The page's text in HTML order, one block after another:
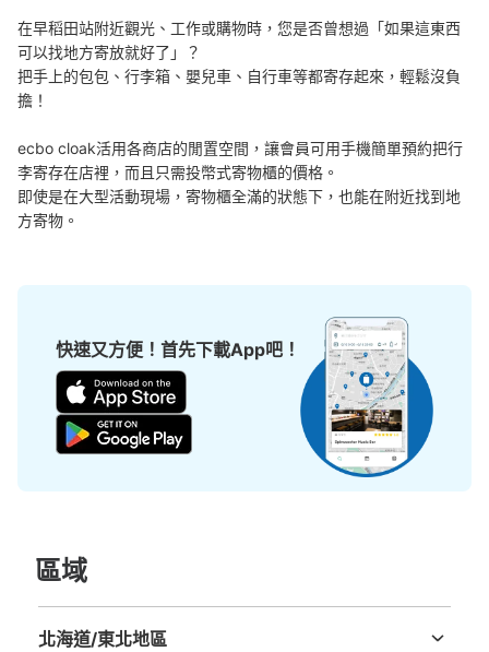
在早稻田站附近觀光、工作或購物時，您是否曾想過「如果這東西
可以找地方寄放就好了」？
把手上的包包、行李箱、嬰兒車、自行車等都寄存起來，輕鬆沒負
擔！
ecbo cloak活用各商店的閒置空間，讓會員可用手機簡單預約把行
李寄存在店裡，而且只需投幣式寄物櫃的價格。
即使是在大型活動現場，寄物櫃全滿的狀態下，也能在附近找到地
方寄物。
快速又方便！首先下載App吧！
區域
北海道/東北地區